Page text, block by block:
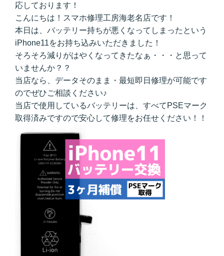
応しております！
こんにちは！スマホ修理工房海老名店です！
本日は、バッテリー持ちが悪くなってしまったという
iPhone11をお持ち込みいただきました！
そろそろ減りがはやくなってきたなぁ・・・と思って
いませんか？？
当店なら、データそのまま・最短即日修理が可能です
のでぜひご相談ください♪
当店で使用しているバッテリーは、すべてPSEマーク
取得済みですので安心して修理をお任せください！！